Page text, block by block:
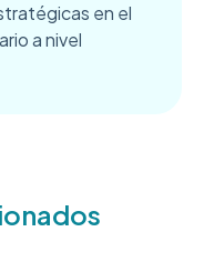
en el
a nivel